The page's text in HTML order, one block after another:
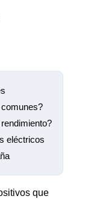
eléctricos
que